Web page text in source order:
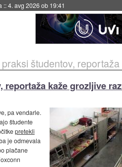
::4. avg 2026 ob 19:41
študentov,
kaže grozljive
pa vendarle.
študente
pretekli
je odmevala
plačane